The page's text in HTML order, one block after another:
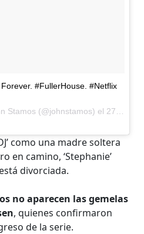
#FullerHouse. #Netflix
Stamos (@johnstamos) el 27 de Jul de 2015 a la(s) 10:20 PDT
como una madre soltera
en camino, ‘Stephanie’
divorciada.
no aparecen las gemelas
, quienes confirmaron
de la serie.